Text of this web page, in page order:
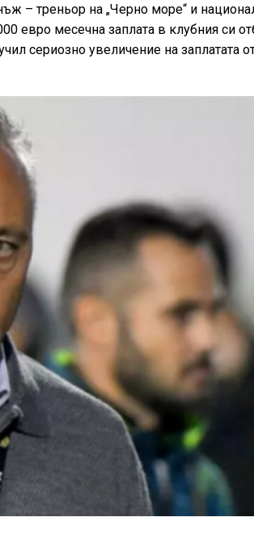
– треньор на „Черно море“ и
евро месечна заплата в клубния си
сериозно увеличение на заплатата